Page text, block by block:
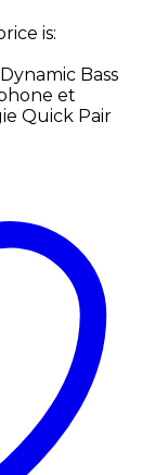
is:
Bass
et
Quick Pair